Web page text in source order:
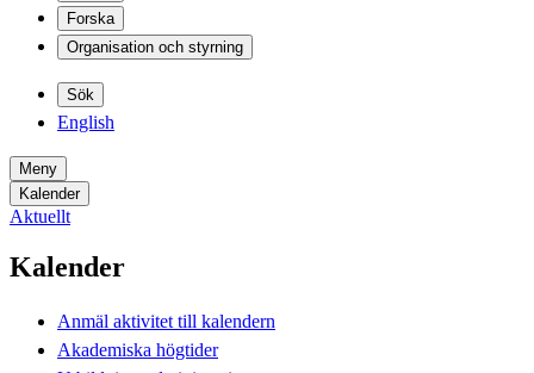
Forska
Organisation och styrning
Sök
English
Meny
Kalender
Aktuellt
Kalender
Anmäl aktivitet till kalendern
Akademiska högtider